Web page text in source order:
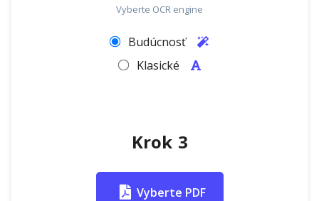
Vyberte OCR engine
Budúcnosť
Klasické
Krok 3
Vyberte PDF